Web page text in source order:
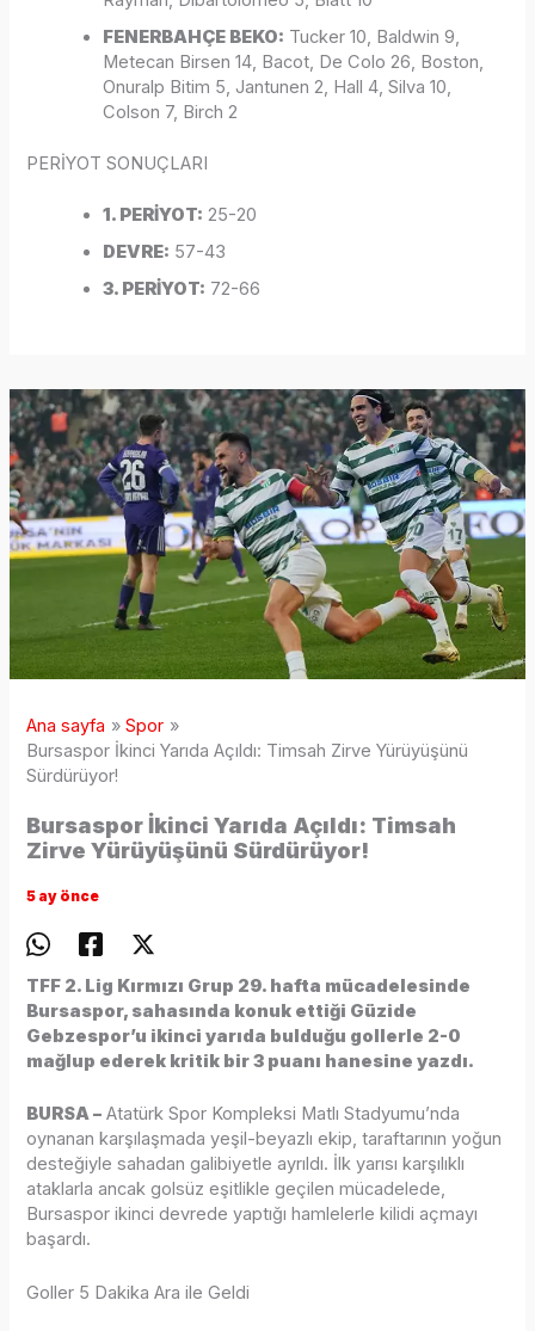
FENERBAHÇE BEKO: Tucker 10, Baldwin 9,
Metecan Birsen 14, Bacot, De Colo 26, Boston,
Onuralp Bitim 5, Jantunen 2, Hall 4, Silva 10,
Colson 7, Birch 2
PERİYOT SONUÇLARI
1. PERİYOT: 25-20
DEVRE: 57-43
3. PERİYOT: 72-66
Ana sayfa
Spor
Bursaspor İkinci Yarıda Açıldı: Timsah Zirve Yürüyüşünü
Sürdürüyor!
Bursaspor İkinci Yarıda Açıldı: Timsah
Zirve Yürüyüşünü Sürdürüyor!
5 ay önce
TFF 2. Lig Kırmızı Grup 29. hafta mücadelesinde
Bursaspor, sahasında konuk ettiği Güzide
Gebzespor’u ikinci yarıda bulduğu gollerle 2-0
mağlup ederek kritik bir 3 puanı hanesine yazdı.
BURSA – Atatürk Spor Kompleksi Matlı Stadyumu’nda
oynanan karşılaşmada yeşil-beyazlı ekip, taraftarının yoğun
desteğiyle sahadan galibiyetle ayrıldı. İlk yarısı karşılıklı
ataklarla ancak golsüz eşitlikle geçilen mücadelede,
Bursaspor ikinci devrede yaptığı hamlelerle kilidi açmayı
başardı.
Goller 5 Dakika Ara ile Geldi